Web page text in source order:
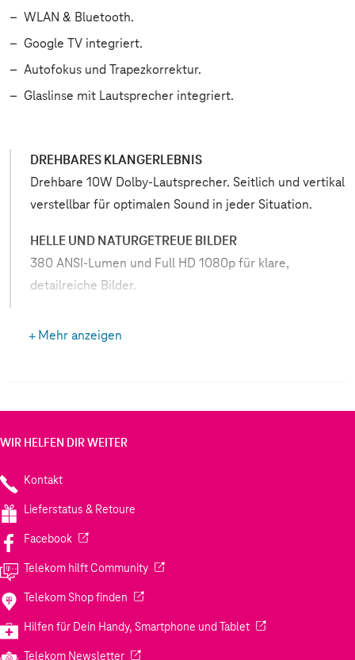
WLAN & Bluetooth.
Google TV integriert.
Autofokus und Trapezkorrektur.
Glaslinse mit Lautsprecher integriert.
DREHBARES KLANGERLEBNIS
Drehbare 10W Dolby-Lautsprecher. Seitlich und vertikal
verstellbar für optimalen Sound in jeder Situation.
HELLE UND NATURGETREUE BILDER
380 ANSI-Lumen und Full HD 1080p für klare,
detailreiche Bilder.
Vollglaslinse und geschlossenes System schützen vor
für sofort perfekte Projektion
GOOGLE TV - ALLES AN EINEM ORT
Streamen Sie Netflix, Youtube und mehr direkt von
Mehr anzeigen
WIR HELFEN DIR WEITER
Kontakt
Lieferstatus & Retoure
Facebook(Wird in einem neuen Tab geöffnet)
Telekom hilft Community(Wird in einem neuen Tab geöffnet)
Telekom Shop finden (Wird in einem neuen Tab geöffnet)
Hilfen für Dein Handy, Smartphone und Tablet(Wird in einem
Telekom Newsletter(Wird in einem neuen Tab geöffnet)